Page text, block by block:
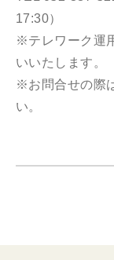
17:30）
※テレワーク運
いいたします。
※お問合せの際
い。